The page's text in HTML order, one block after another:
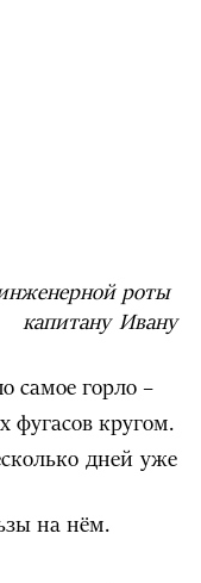
роты
Ивану
самое горло –
фугасов кругом.
дней уже
на нём.